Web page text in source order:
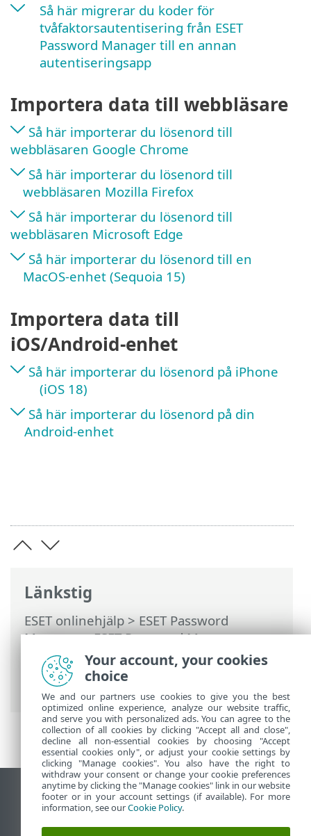
Länkstig
ESET onlinehjälp > ESET Password
Manager>ESET Password Manager
avslutas
> Exportera Password Manager-
lösenord och importera till
webbläsare/app
Så här migrerar du koder för
tvåfaktorsautentisering från ESET
Password Manager till en annan
autentiseringsapp
Importera data till webbläsare
Så här importerar du lösenord till
webbläsaren Google Chrome
Så här importerar du lösenord till
webbläsaren Mozilla Firefox
Så här importerar du lösenord till
webbläsaren Microsoft Edge
Så här importerar du lösenord till en
MacOS-enhet (Sequoia 15)
Importera data till
iOS/Android-enhet
Så här importerar du lösenord på iPhone
(iOS 18)
Så här importerar du lösenord på din
Android-enhet
Visa skrivbords-webbplats
End of Life
ESET kunskapsbas
Your account, your cookies
choice
We and our partners use cookies to give you the best
optimized online experience, analyze our website traffic,
and serve you with personalized ads. You can agree to the
collection of all cookies by clicking "Accept all and close",
decline all non-essential cookies by choosing "Accept
essential cookies only", or adjust your cookie settings by
clicking "Manage cookies". You also have the right to
withdraw your consent or change your cookie preferences
anytime by clicking the "Manage cookies" link in our website
footer or in your account settings (if available). For more
information, see ourCookie Policy.